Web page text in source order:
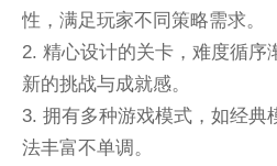
性，满足玩家不同策略需求。
2. 精心设计的关卡，难度循序
新的挑战与成就感。
3. 拥有多种游戏模式，如经典
法丰富不单调。